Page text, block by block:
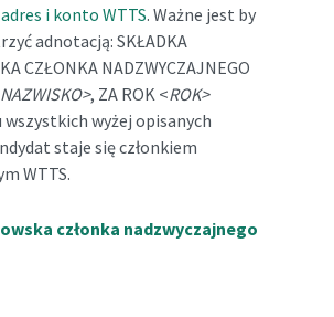
adres i konto WTTS. Ważne jest by
adnotacją: SKŁADKA
CZŁONKA NADZWYCZAJNEGO
, ZA ROK <ROK>
wszystkich wyżej opisanych
staje się członkiem
WTTS.
członka nadzwyczajnego